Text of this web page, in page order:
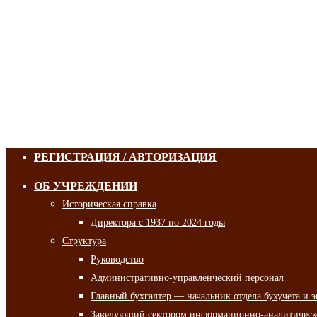
РЕГИСТРАЦИЯ / АВТОРИЗАЦИЯ
ОБ УЧРЕЖДЕНИИ
Историческая справка
Директора с 1937 по 2024 годы
Структура
Руководство
Административно-управленческий персонал
Главный бухгалтер — начальник отдела бухучета и
Заведующий сектором информационно-